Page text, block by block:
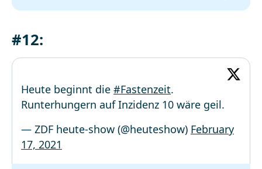
#12:
Heute beginnt die #Fastenzeit.
Runterhungern auf Inzidenz 10 wäre geil.
— ZDF heute-show (@heuteshow) February
17, 2021